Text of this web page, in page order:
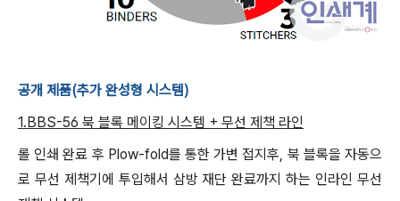
공개 제품(추가 완성형 시스템)
1.BBS-56 북 블록 메이킹 시스템 + 무선 제책 라인
롤 인쇄 완료 후 Plow-fold를 통한 가변 접지후, 북 블록을 자동으
로 무선 제책기에 투입해서 삼방 재단 완료까지 하는 인라인 무선